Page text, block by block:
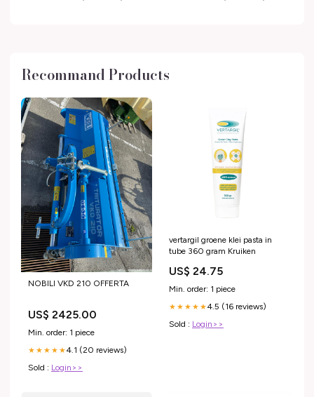
Recommand Products
NOBILI VKD 210 OFFERTA
US$ 2425.00
Min. order: 1 piece
★★★★★4.1 (20 reviews)
Sold : Login>>
vertargil groene klei pasta in
tube 360 gram Kruiken
US$ 24.75
Min. order: 1 piece
★★★★★4.5 (16 reviews)
Sold : Login>>